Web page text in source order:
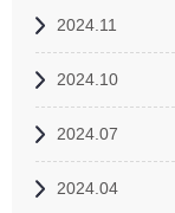
2024.11
2024.10
2024.07
2024.04